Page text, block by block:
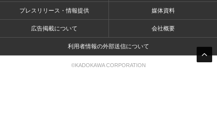
プレスリリース・情報提供 媒体資料
広告掲載について 会社概要
利用者情報の外部送信について
©KADOKAWA CORPORATION